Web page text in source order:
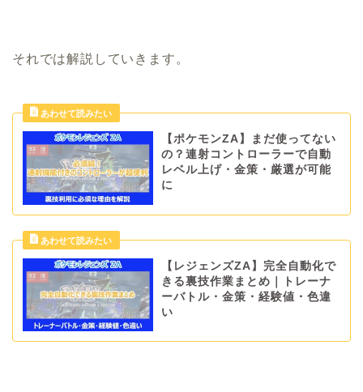
それでは解説していきます。
【ポケモンZA】まだ使ってない
の？連射コントローラーで自動
レベル上げ・金策・厳選が可能
に
【レジェンズZA】完全自動化で
きる裏技作業まとめ｜トレーナ
ーバトル・金策・経験値・色違
い